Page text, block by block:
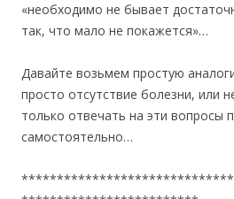
«необходимо не бывает
так, что мало не покажется»…
Давайте возьмем простую
просто отсутствие болезни, или
только отвечать на эти вопросы
самостоятельно…